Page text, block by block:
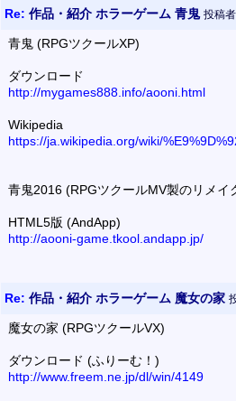
Re: 作品・紹介 ホラーゲーム 青鬼 投稿者
青鬼 (RPGツクールXP)
ダウンロード
http://mygames888.info/aooni.html
Wikipedia
https://ja.wikipedia.org/wiki/
青鬼2016 (RPGツクールMV製のリメイ
HTML5版 (AndApp)
http://aooni-game.tkool.andapp.jp/
Re: 作品・紹介 ホラーゲーム 魔女の家
魔女の家 (RPGツクールVX)
ダウンロード (ふりーむ！)
http://www.freem.ne.jp/dl/win/4149